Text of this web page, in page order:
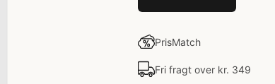
PrisMatch
Fri fragt over kr. 349